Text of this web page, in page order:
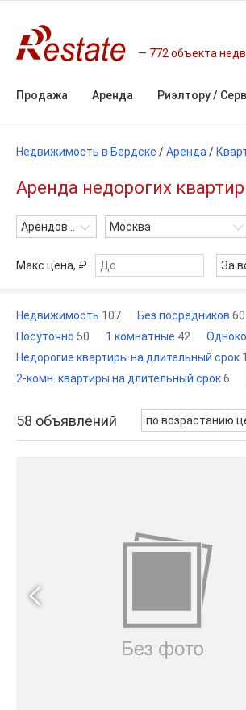
772 объекта
Продажа Аренда Риэлтору /
Недвижимость в Бердске /Аренда /
Аренда недорогих
Арендовать Москва
Макс цена, ₽ За
Недвижимость 107 Без посредников 60
Посуточно 50 1 комнатные 42
Недорогие квартиры на длительный срок
2-комн. квартиры на длительный срок6
58 объявлений по возрастанию